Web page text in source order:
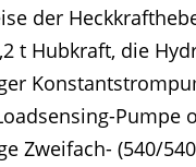
der
t Hubkraft, die
Pumpe
Zweifach- (540/